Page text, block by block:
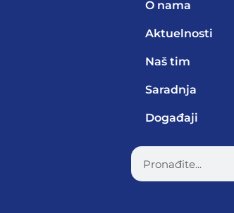
O nama
Aktuelnosti
Naš tim
Saradnja
Događaji